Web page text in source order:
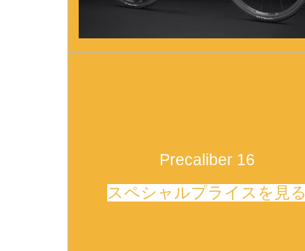
Precaliber 16
スペシャルプライスを見る